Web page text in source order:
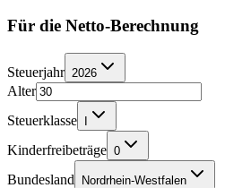
Für die Netto-Berechnung
Steuerjahr 2026
Alter
Steuerklasse
Kinderfreibeträge 0
Bundesland Nordrhein-Westfalen